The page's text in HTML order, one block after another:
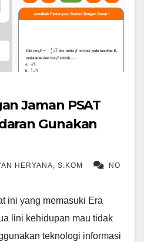
Jaman PSAT
Gunakan
HERYANA, S.KOM NO
ini yang memasuki Era
lini kehidupan mau tidak
teknologi informasi